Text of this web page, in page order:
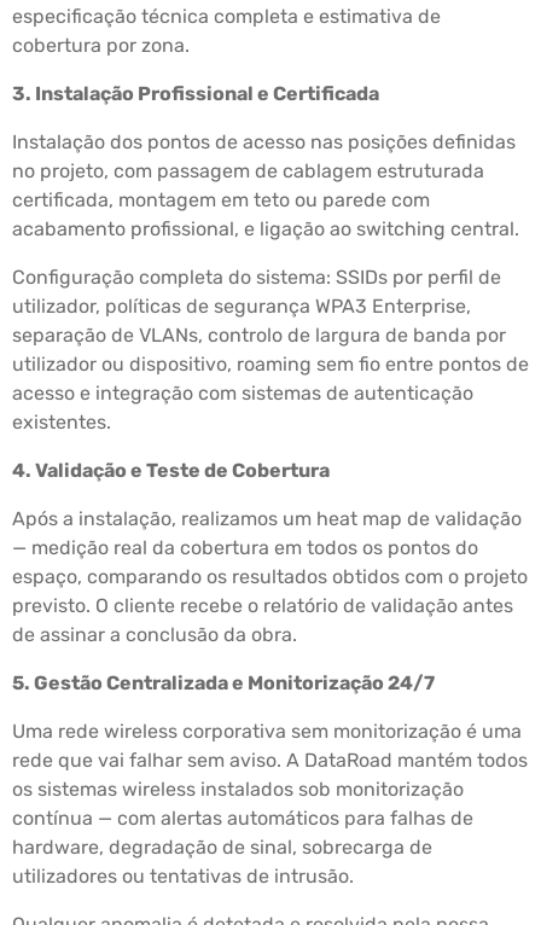
especificação técnica completa e estimativa de
cobertura por zona.
3. Instalação Profissional e Certificada
Instalação dos pontos de acesso nas posições definidas
no projeto, com passagem de cablagem estruturada
certificada, montagem em teto ou parede com
acabamento profissional, e ligação ao switching central.
Configuração completa do sistema: SSIDs por perfil de
utilizador, políticas de segurança WPA3 Enterprise,
separação de VLANs, controlo de largura de banda por
utilizador ou dispositivo, roaming sem fio entre pontos de
acesso e integração com sistemas de autenticação
existentes.
4. Validação e Teste de Cobertura
Após a instalação, realizamos um heat map de validação
— medição real da cobertura em todos os pontos do
espaço, comparando os resultados obtidos com o projeto
previsto. O cliente recebe o relatório de validação antes
de assinar a conclusão da obra.
5. Gestão Centralizada e Monitorização 24/7
Uma rede wireless corporativa sem monitorização é uma
rede que vai falhar sem aviso. A DataRoad mantém todos
os sistemas wireless instalados sob monitorização
contínua — com alertas automáticos para falhas de
hardware, degradação de sinal, sobrecarga de
utilizadores ou tentativas de intrusão.